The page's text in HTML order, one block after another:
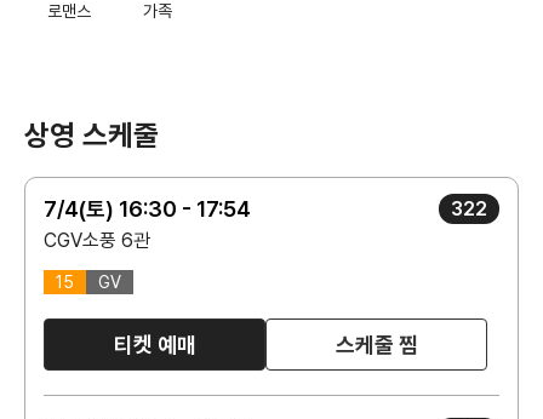
로맨스 가족
상영 스케줄
7/4(토) 16:30 - 17:54
322
CGV소풍 6관
15 GV
티켓 예매 스케줄 찜